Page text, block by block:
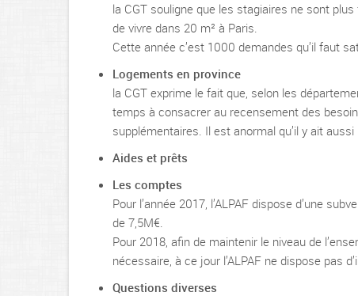
la CGT souligne que les stagiaires ne sont
de vivre dans 20 m² à Paris.
Cette année c’est 1000 demandes qu’il faut
Logements en province
la CGT exprime le fait que, selon les
temps à consacrer au recensement des
supplémentaires. Il est anormal qu’il y ait
Aides et prêts
Les comptes
Pour l’année 2017, l’ALPAF dispose d’une
de 7,5M€.
Pour 2018, afin de maintenir le niveau de
nécessaire, à ce jour l’ALPAF ne dispose pas
Questions diverses